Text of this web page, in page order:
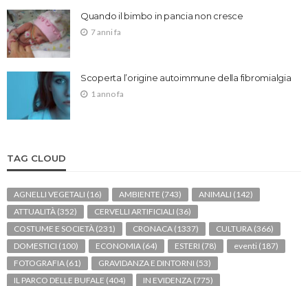
Quando il bimbo in pancia non cresce
7 anni fa
Scoperta l’origine autoimmune della fibromialgia
1 anno fa
TAG CLOUD
AGNELLI VEGETALI (16) AMBIENTE (743) ANIMALI (142)
ATTUALITÀ (352) CERVELLI ARTIFICIALI (36)
COSTUME E SOCIETÀ (231) CRONACA (1337) CULTURA (366)
DOMESTICI (100) ECONOMIA (64) ESTERI (78) eventi (187)
FOTOGRAFIA (61) GRAVIDANZA E DINTORNI (53)
IL PARCO DELLE BUFALE (404) IN EVIDENZA (775)